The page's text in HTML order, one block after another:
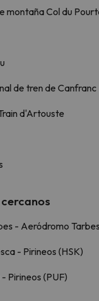
montaña Col du
de tren de Canfranc
d'Artouste
- Aeródromo
- Pirineos (HSK)
Pirineos (PUF)